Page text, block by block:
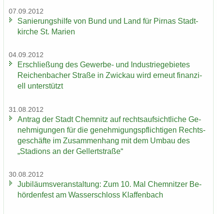
07.09.2012
Sa­nie­rungs­hil­fe von Bund und Land für Pirnas Stadt­
kir­che St. Ma­ri­en
04.09.2012
Er­schlie­ßung des Gewerbe-​ und In­dus­trie­ge­bie­tes
Rei­chen­ba­cher Stra­ße in Zwi­ckau wird er­neut fi­nan­zi­
ell un­ter­stützt
31.08.2012
An­trag der Stadt Chem­nitz auf rechts­auf­sicht­li­che Ge­
neh­mi­gun­gen für die ge­neh­mi­gungs­pflich­ti­gen Rechts­
ge­schäf­te im Zu­sam­men­hang mit dem Umbau des
„Sta­di­ons an der Gel­lert­stra­ße“
30.08.2012
Ju­bi­lä­ums­ver­an­stal­tung: Zum 10. Mal Chem­nit­zer Be­
hör­den­fest am Was­ser­schloss Klaf­fen­bach